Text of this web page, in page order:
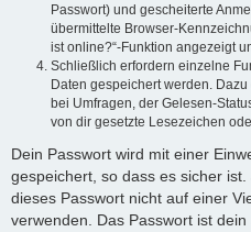
Passwort) und gescheiterte
übermittelte Browser-
ist online?“-Funktion angezeigt
Schließlich erfordern einzelne
Daten gespeichert werden.
bei Umfragen, der Gelesen-
von dir gesetzte Lesezeichen
Dein Passwort wird mit einer
gespeichert, so dass es sicher
dieses Passwort nicht auf einer
verwenden. Das Passwort ist